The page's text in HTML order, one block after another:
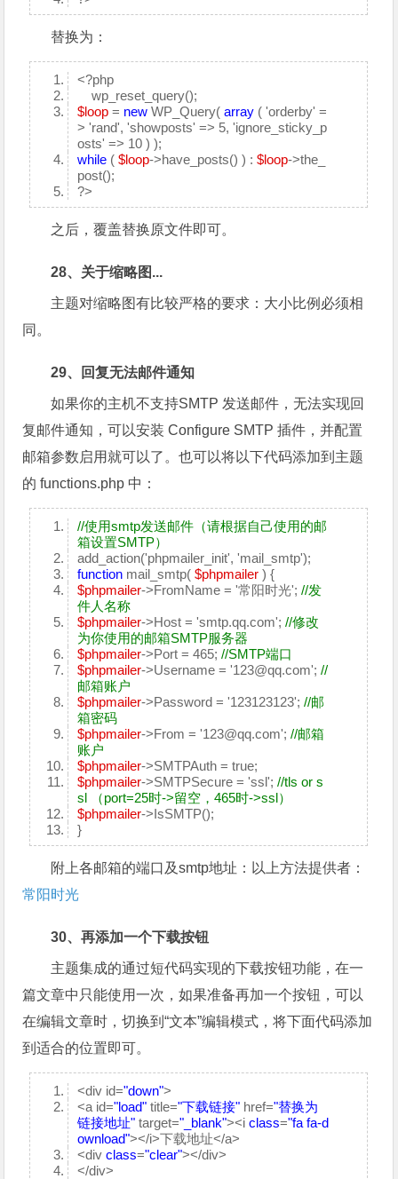
替换为：
<?php
wp_reset_query();
$loop = new WP_Query(array ( 'orderby' =
> 'rand', 'showposts' => 5, 'ignore_sticky_p
osts' => 10 ) );
while ($loop->have_posts() ) :$loop->the_
post();
?>
之后，覆盖替换原文件即可。
28、关于缩略图...
主题对缩略图有比较严格的要求：大小比例必须相
同。
29、回复无法邮件通知
如果你的主机不支持SMTP 发送邮件，无法实现回
复邮件通知，可以安装 Configure SMTP 插件，并配置
邮箱参数启用就可以了。也可以将以下代码添加到主题
的 functions.php 中：
//使用smtp发送邮件（请根据自己使用的邮
箱设置SMTP）
add_action('phpmailer_init', 'mail_smtp');
function mail_smtp($phpmailer ) {
$phpmailer->FromName = '常阳时光';//发
件人名称
$phpmailer->Host = 'smtp.qq.com';//修改
为你使用的邮箱SMTP服务器
$phpmailer->Port = 465;//SMTP端口
$phpmailer->Username = '123@qq.com';//
邮箱账户
$phpmailer->Password = '123123123';//邮
箱密码
$phpmailer->From = '123@qq.com';//邮箱
账户
$phpmailer->SMTPAuth = true;
$phpmailer->SMTPSecure = 'ssl';//tls or s
sl （port=25时->留空，465时->ssl）
$phpmailer->IsSMTP();
}
附上各邮箱的端口及smtp地址：以上方法提供者：
常阳时光
30、再添加一个下载按钮
主题集成的通过短代码实现的下载按钮功能，在一
篇文章中只能使用一次，如果准备再加一个按钮，可以
在编辑文章时，切换到“文本”编辑模式，将下面代码添加
到适合的位置即可。
<div id="down">
<a id="load" title="下载链接" href="替换为
链接地址" target="_blank"><iclass="fa fa-d
ownload"></i>下载地址</a>
<divclass="clear"></div>
</div>